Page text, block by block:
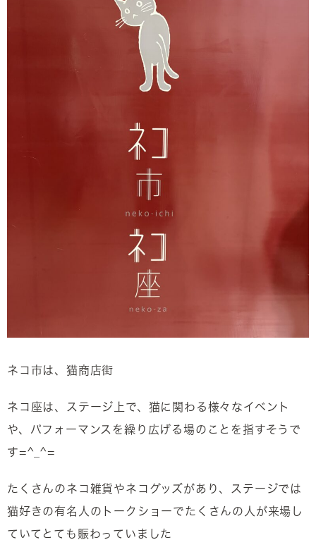
ネコ市は、猫商店街
ネコ座は、ステージ上で、猫に関わる様々なイベント
や、パフォーマンスを繰り広げる場のことを指すそうで
す=^_^=
たくさんのネコ雑貨やネコグッズがあり、ステージでは
猫好きの有名人のトークショーでたくさんの人が来場し
ていてとても賑わっていました